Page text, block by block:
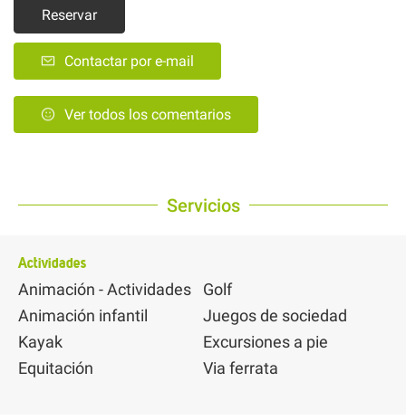
Reservar
Contactar por e-mail
Ver todos los comentarios
Servicios
Actividades
Animación - Actividades
Animación infantil
Kayak
Equitación
Golf
Juegos de sociedad
Excursiones a pie
Via ferrata